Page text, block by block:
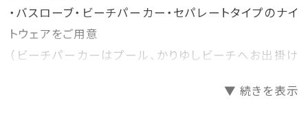
・バスローブ・ビーチパーカー・セパレートタイプのナイ
トウェアをご用意
（ビーチパーカーはプール、かりゆしビーチへお出掛け
▼ 続きを表示